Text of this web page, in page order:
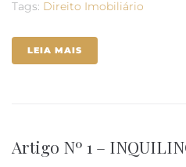
Tags: Direito Imobiliário
LEIA MAIS
Artigo Nº 1 –